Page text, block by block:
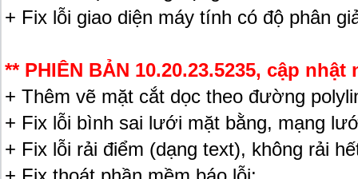
+ Fix lỗi giao diện máy tính có độ phân
** PHIÊN BẢN 10.20.23.5235, cập nhật
+ Thêm vẽ mặt cắt dọc theo đường
+ Fix lỗi bình sai lưới mặt bằng, mạng
+ Fix lỗi rải điểm (dạng text), không rải